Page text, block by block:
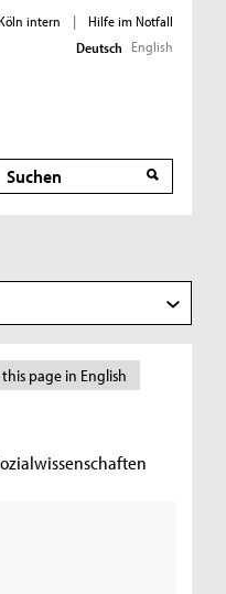
intern |
Hilfe im Notfall
Deutsch English
Suche
page in English